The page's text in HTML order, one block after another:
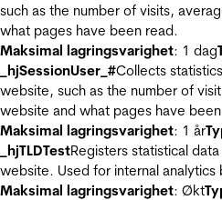
such as the number of visits,
what pages have been read.
Maksimal lagringsvarighet: 1 dag
_hjSessionUser_#Collects
website, such as the number of
website and what pages have
Maksimal lagringsvarighet: 1 år
_hjTLDTestRegisters statistical
website. Used for internal
Maksimal lagringsvarighet: Økt